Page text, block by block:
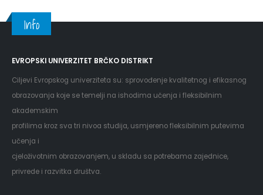
Info
EVROPSKI UNIVERZITET BRČKO DISTRIKT
Ciljevi Evropskog univerziteta su: sprovođenje kvalitetnog i efikasnog
obrazovanja koje se temelji na ishodima učenja i fleksibilnim
akademskim
profilima kroz sva tri nivoa studija, usmjereno fleksibilnim putevima
učenja i
cjeloživotnim obrazovanjem, u skladu sa potrebama zajednice,
privrede i razvitka društva.